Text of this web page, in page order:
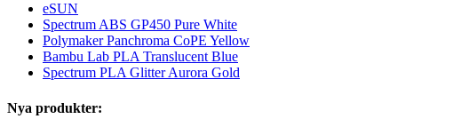
eSUN
Spectrum ABS GP450 Pure White
Polymaker Panchroma CoPE Yellow
Bambu Lab PLA Translucent Blue
Spectrum PLA Glitter Aurora Gold
Nya produkter: